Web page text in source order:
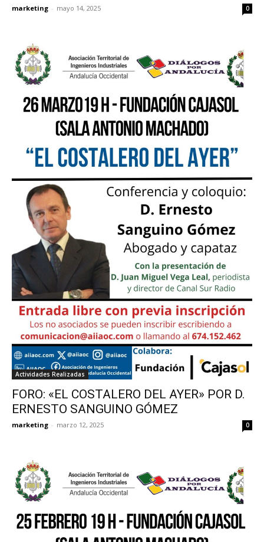
marketing - mayo 14, 2025 0
Actividades Realizadas
FORO: «EL COSTALERO DEL AYER» POR D.
ERNESTO SANGUINO GÓMEZ
marketing - marzo 12, 2025 0